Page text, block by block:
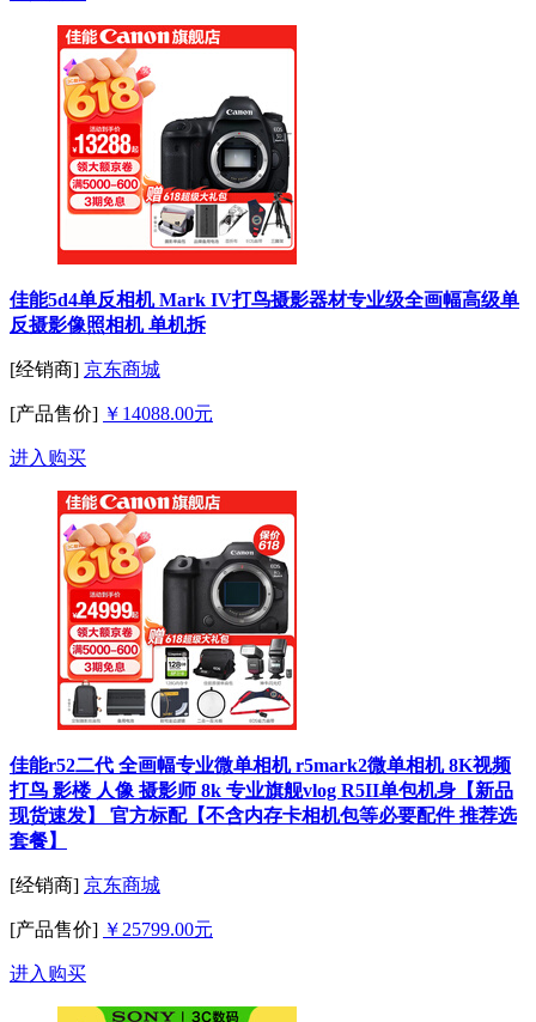
佳能5d4单反相机 Mark IV打鸟摄影器材专业级全画幅高级单
反摄影像照相机 单机拆
[经销商] 京东商城
[产品售价] ￥14088.00元
进入购买
佳能r52二代 全画幅专业微单相机 r5mark2微单相机 8K视频
打鸟 影楼 人像 摄影师 8k 专业旗舰vlog R5II单包机身【新品
现货速发】 官方标配【不含内存卡相机包等必要配件 推荐选
套餐】
[经销商] 京东商城
[产品售价] ￥25799.00元
进入购买